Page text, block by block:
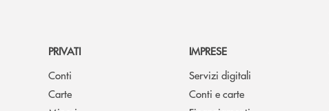
PRIVATI
Conti
Carte
IMPRESE
Servizi digitali
Conti e carte